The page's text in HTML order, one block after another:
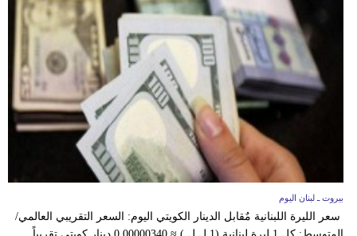
بيروت ـ لبنان اليوم
سعر الليرة اللبنانية مٌقابل الدينار الكويتي اليوم: السعر التقريبي العالمي/